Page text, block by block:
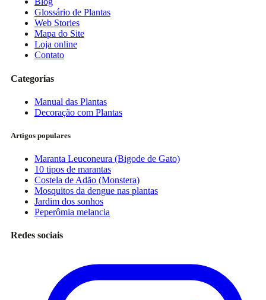
Glossário de Plantas
Web Stories
Mapa do Site
Loja online
Contato
Categorias
Manual das Plantas
Decoração com Plantas
Artigos populares
Maranta Leuconeura (Bigode de Gato)
10 tipos de marantas
Costela de Adão (Monstera)
Mosquitos da dengue nas plantas
Jardim dos sonhos
Peperômia melancia
Redes sociais